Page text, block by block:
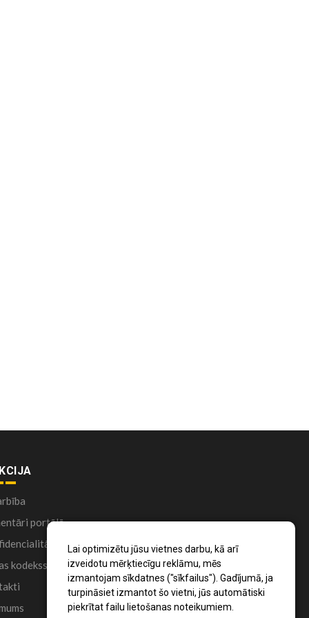
Lai optimizētu jūsu vietnes darbu, kā arī
izveidotu mērķtiecīgu reklāmu, mēs
izmantojam sīkdatnes ("sīkfailus"). Gadījumā, ja
turpināsiet izmantot šo vietni, jūs automātiski
piekrītat failu lietošanas noteikumiem.
portālā
politika
kodekss